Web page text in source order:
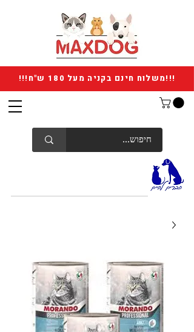
!!!משלוח חינם בקניה מעל 180 ש"ח!!!